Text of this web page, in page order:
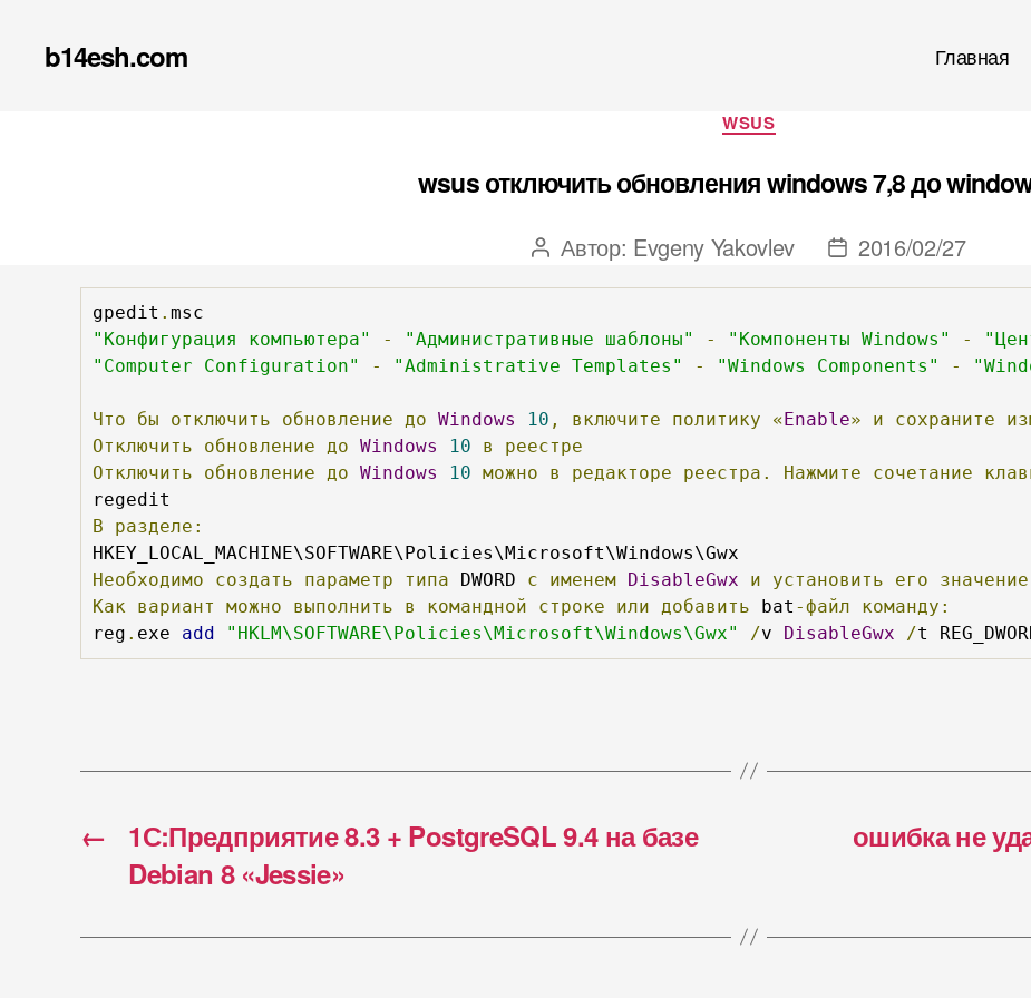
b14esh.com Главная
Рубрики
WSUS
wsus отключить обновления windows 7,8 до
Автор
записи
Автор: Evgeny Yakovlev
Дата
записи
2016/02/27
gpedit .
"Конфигурация компьютера"
- "Административные шаблоны" - "Компоненты Windows" -
"Computer Configuration"
- "Administrative Templates" - "Windows Components" -
Что бы отключить обновление до Windows 10 , включите политику «Enable» и сохраните
Отключить
обновление до Windows 10 в
реестре
Отключить
обновление до Windows 10 можно в редакторе реестра. Нажмите сочетание
В
разделе:
Необходимо
создать параметр типа DWORD с именем DisableGwx и установить его значение
Как
вариант можно выполнить в командной строке или добавить bat -файл
команду:
reg . exe add "HKLM\SOFTWARE\Policies\Microsoft\Windows\Gwx" /v DisableGwx /t
←
1С:Предприятие 8.3 + PostgreSQL 9.4 на базе
Debian 8 «Jessie»
ошибка не